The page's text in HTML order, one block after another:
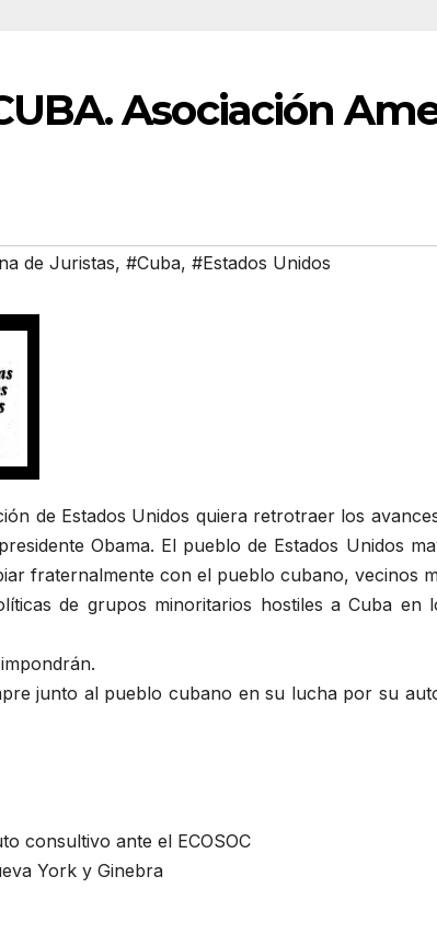
Asociación
de Juristas, #Cuba, #Estados Unidos
de Estados Unidos quiera retrotraer los
Obama. El pueblo de Estados Unidos
fraternalmente con el pueblo cubano, vecinos
de grupos minoritarios hostiles a Cuba
junto al pueblo cubano en su lucha por su
consultivo ante el ECOSOC
York y Ginebra